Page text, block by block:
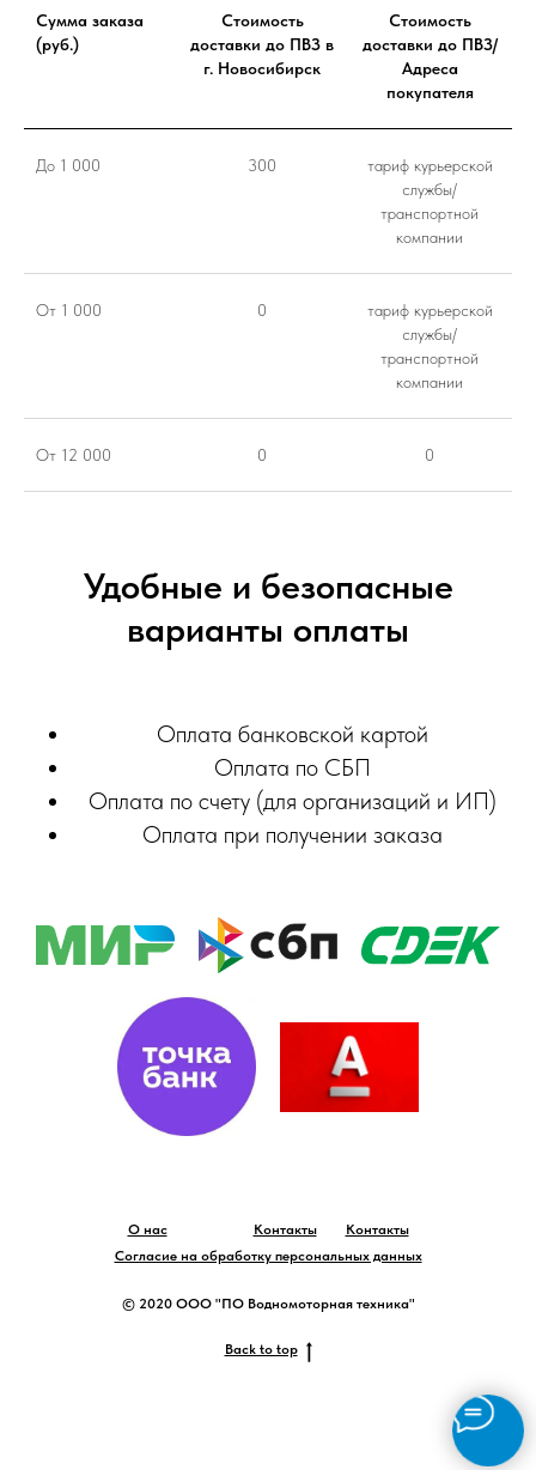
Сумма заказа
(руб.)
Стоимость
доставки до ПВЗ в
г. Новосибирск
Стоимость
доставки до ПВЗ/
Адреса
покупателя
До 1 000 300
тариф курьерской
службы/
транспортной
компании
От 1 000 0
тариф курьерской
службы/
транспортной
компании
От 12 000 0 0
Удобные и безопасные
варианты оплаты
Оплата банковской картой
Оплата по СБП
Оплата по счету (для организаций и ИП)
Оплата при получении заказа
О нас Контакты
Контакты
Согласие на обработку персональных данных
© 2020 ООО "ПО Водномоторная техника"
Back to top